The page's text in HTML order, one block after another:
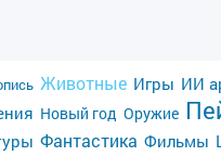
Животные Игры ИИ
Новый год Оружие
Фантастика Фильмы